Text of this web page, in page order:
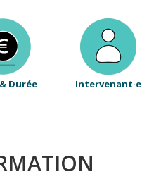
Durée Intervenant·e